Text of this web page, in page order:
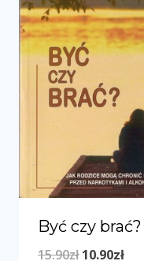
Być czy brać?
15.90zł Pierwotna
10.90zł